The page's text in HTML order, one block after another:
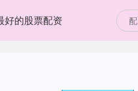
好的股票配资